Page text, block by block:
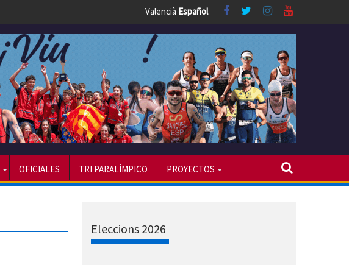
Valencià Español
OFICIALES TRI PARALÍMPICO PROYECTOS
Eleccions 2026